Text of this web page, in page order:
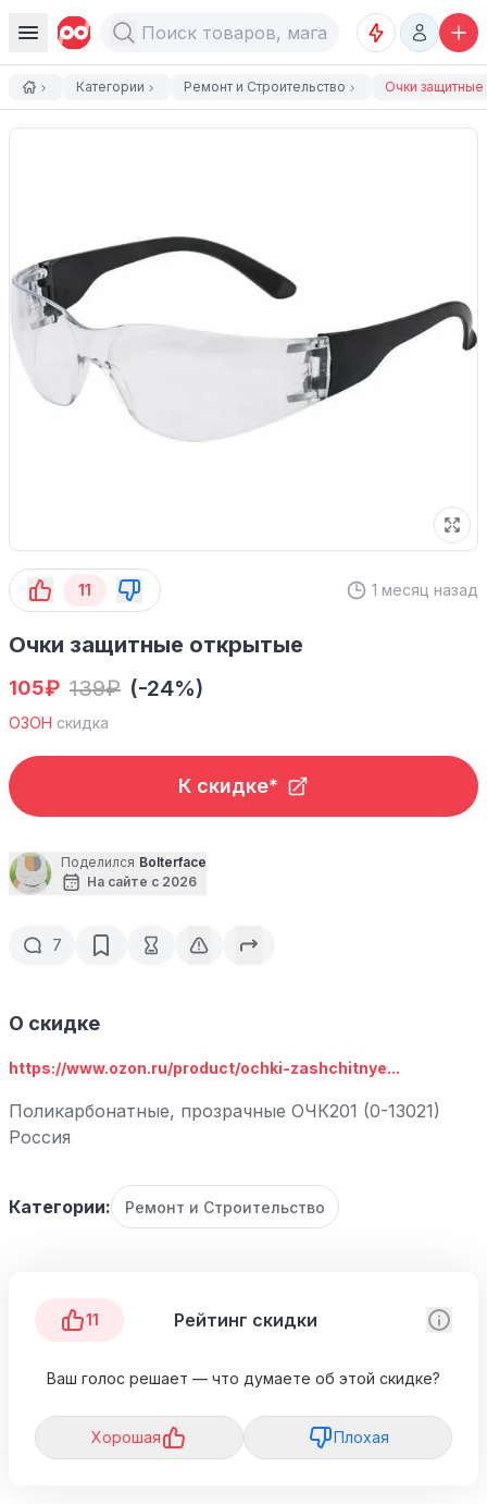
Категории Ремонт и Строительство Очки
11 1 месяц назад
Очки защитные открытые
105₽ 139₽ (-24%)
ОЗОН скидка
К скидке*
Поделился Bolterface
На сайте с 2026
7
О скидке
https://www.ozon.ru/product/ochki-zashchitnye...
Поликарбонатные, прозрачные ОЧК201 (0-13021)
Россия
Категории: Ремонт и Строительство
11 Рейтинг скидки
Ваш голос решает — что думаете об этой скидке?
Хорошая Плохая